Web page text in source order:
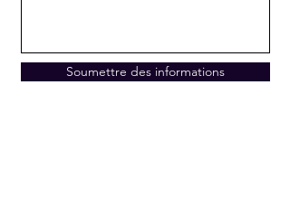
Soumettre des informations